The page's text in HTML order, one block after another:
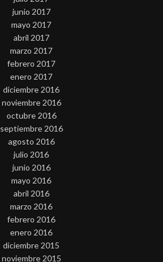
junio 2017
mayo 2017
abril 2017
marzo 2017
febrero 2017
enero 2017
diciembre 2016
noviembre 2016
octubre 2016
septiembre 2016
agosto 2016
julio 2016
junio 2016
mayo 2016
abril 2016
marzo 2016
febrero 2016
enero 2016
diciembre 2015
noviembre 2015